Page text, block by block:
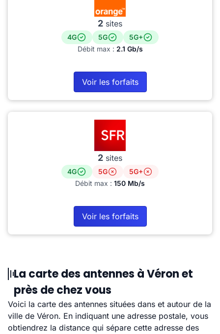
2 sites
4G 5G
5G+
Débit max : 2.1 Gb/s
Voir les forfaits
2 sites
4G 5G
5G+
Débit max : 150 Mb/s
Voir les forfaits
La carte des antennes à Véron et
près de chez vous
Voici la carte des antennes situées dans et autour de la
ville de Véron. En indiquant une adresse postale, vous
obtiendrez la distance qui sépare cette adresse des